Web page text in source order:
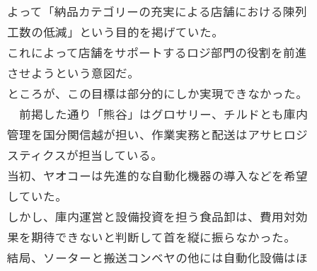
よって「納品カテゴリーの充実による店舗における陳列
工数の低減」という目的を掲げていた。
これによって店舗をサポートするロジ部門の役割を前進
させようという意図だ。
ところが、この目標は部分的にしか実現できなかった。
前掲した通り「熊谷」はグロサリー、チルドとも庫内
管理を国分関信越が担い、作業実務と配送はアサヒロジ
スティクスが担当している。
当初、ヤオコーは先進的な自動化機器の導入などを希望
していた。
しかし、庫内運営と設備投資を担う食品卸は、費用対効
果を期待できないと判断して首を縦に振らなかった。
結局、ソーターと搬送コンベヤの他には自動化設備はほ